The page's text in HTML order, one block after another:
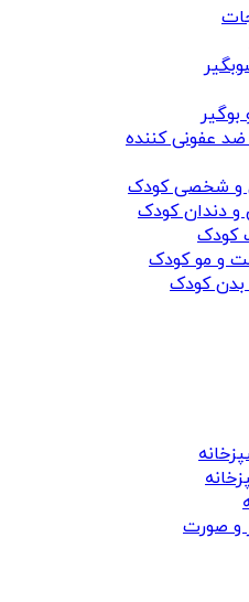
عفونی کننده
و شخصی کودک
دندان کودک
کودک
و مو کودک
کودک
و صورت